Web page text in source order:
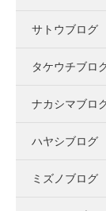
サトウブログ
タケウチブロ
ナカシマブロ
ハヤシブログ
ミズノブログ